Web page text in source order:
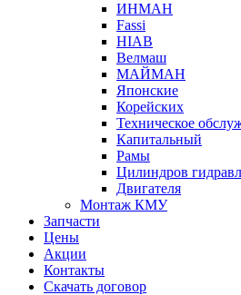
ИНМАН
Fassi
HIAB
Велмаш
МАЙМАН
Японские
Корейских
Техническое
Капитальный
Рамы
Цилиндров
Двигателя
Монтаж КМУ
Запчасти
Цены
Акции
Контакты
Скачать договор